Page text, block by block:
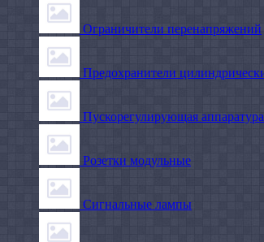
Ограничители перенапряжений
Предохранители
Пускорегулирующая аппаратура
Розетки модульные
Сигнальные лампы